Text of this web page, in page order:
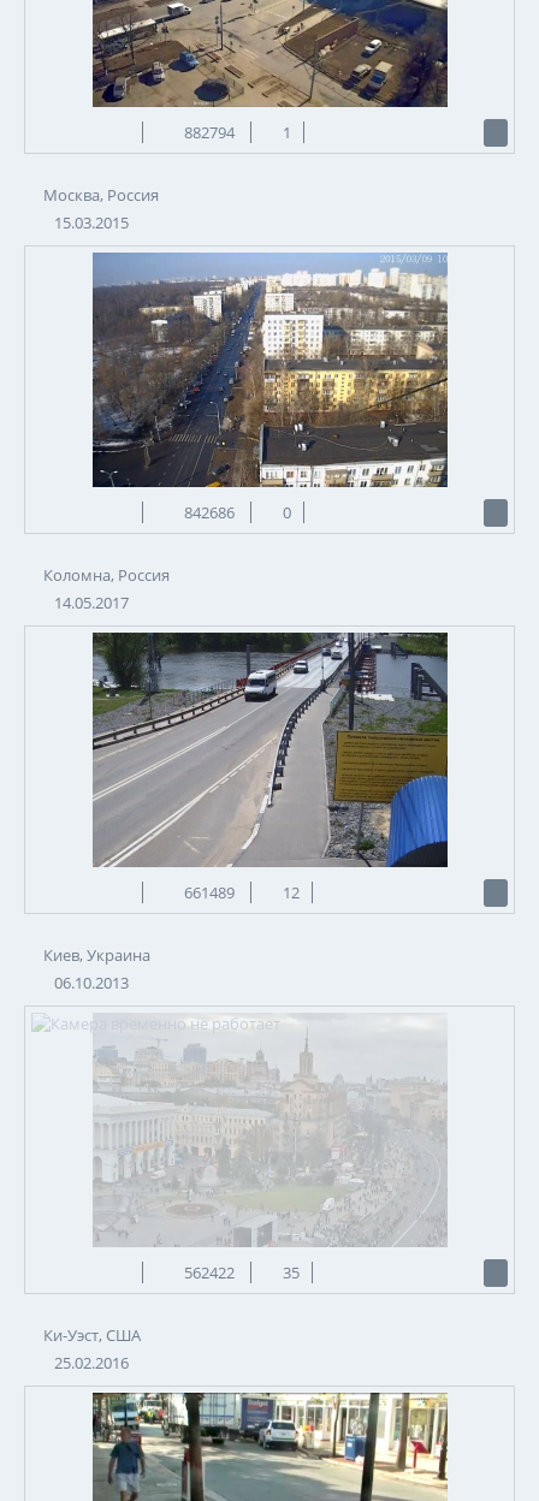
882794 1
Москва, Россия
15.03.2015
842686 0
Коломна, Россия
14.05.2017
661489 12
Киев, Украина
06.10.2013
562422 35
Ки-Уэст, США
25.02.2016